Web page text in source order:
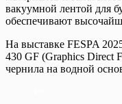
вакуумной лентой для
обеспечивают
На выставке FESPA
430 GF (Graphics Direct
чернила на водной